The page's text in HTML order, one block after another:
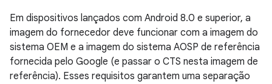
Em dispositivos lançados com Android 8.0 e superior, a
imagem do fornecedor deve funcionar com a imagem do
sistema OEM e a imagem do sistema AOSP de referência
fornecida pelo Google (e passar o CTS nesta imagem de
referência). Esses requisitos garantem uma separação